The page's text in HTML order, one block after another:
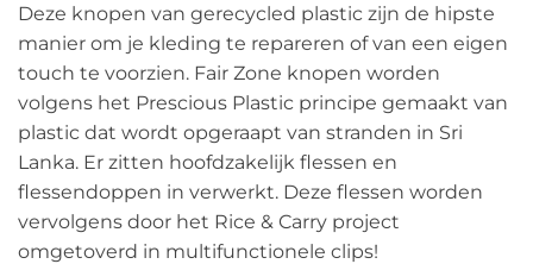
Deze knopen van gerecycled plastic zijn de hipste
manier om je kleding te repareren of van een eigen
touch te voorzien. Fair Zone knopen worden
volgens het Prescious Plastic principe gemaakt van
plastic dat wordt opgeraapt van stranden in Sri
Lanka. Er zitten hoofdzakelijk flessen en
flessendoppen in verwerkt. Deze flessen worden
vervolgens door het Rice & Carry project
omgetoverd in multifunctionele clips!